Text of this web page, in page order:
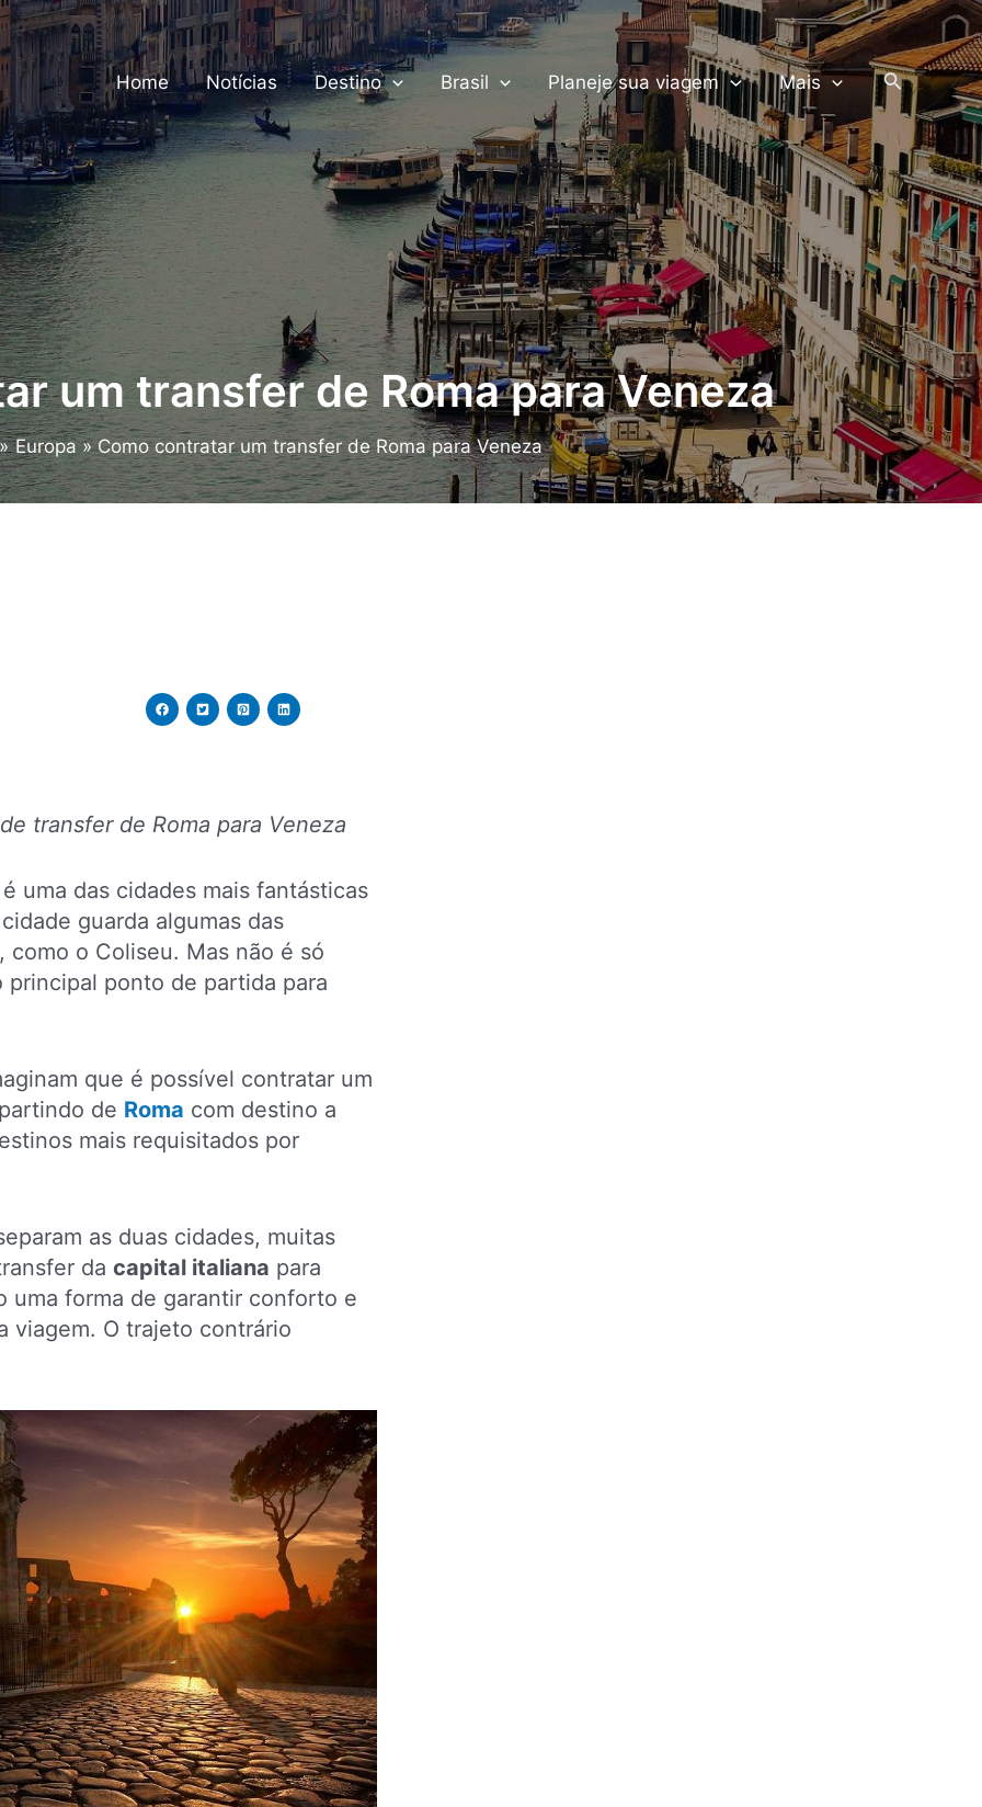
PRODUTOS TERRA
Home Notícias Destino Brasil Planeje sua viagem Mais Pesquisar
um transfer de Roma para Veneza
Europa Como contratar um transfer de Roma para Veneza
transfer de Roma para Veneza
uma das cidades mais fantásticas
guarda algumas das
como o Coliseu. Mas não é só
ponto de partida para
que é possível contratar um
de Roma com destino a
mais requisitados por
as duas cidades, muitas
da capital italiana para
uma forma de garantir conforto e
viagem. O trajeto contrário